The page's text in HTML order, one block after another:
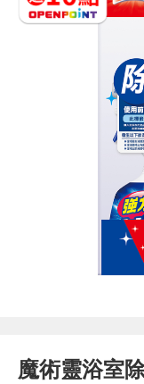
魔術靈浴室